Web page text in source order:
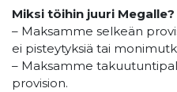
Miksi töihin juuri Megalle?
– Maksamme selkeän
ei pisteytyksiä tai
– Maksamme
provision.